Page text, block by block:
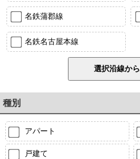
名鉄蒲郡線
名鉄名古屋本線
種別
アパート
戸建て